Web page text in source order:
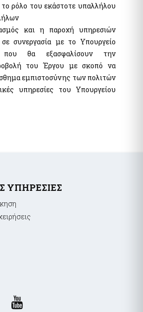
Απόκρυψη λίστας
ρόλο του εκάστοτε υπαλλήλου
και η παροχή υπηρεσιών
συνεργασία με το Υπουργείο
που θα εξασφαλίσουν την
του Έργου με σκοπό να
εμπιστοσύνης των πολιτών
υπηρεσίες του Υπουργείου
ΥΠΗΡΕΣΙΕΣ